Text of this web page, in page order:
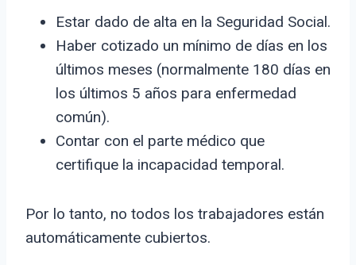
Estar dado de alta en la Seguridad Social.
Haber cotizado un mínimo de días en los
últimos meses (normalmente 180 días en
los últimos 5 años para enfermedad
común).
Contar con el parte médico que
certifique la incapacidad temporal.
Por lo tanto, no todos los trabajadores están
automáticamente cubiertos.